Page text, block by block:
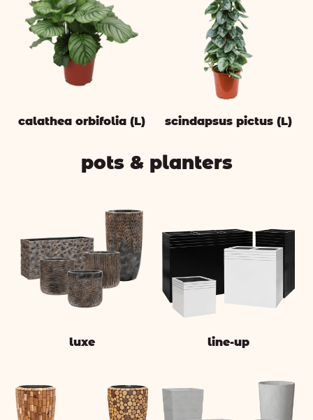
calathea orbifolia (L) scindapsus pictus (L)
pots & planters
luxe line-up